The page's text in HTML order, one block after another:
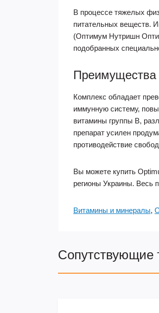
В процессе тяжелых
питательных веществ.
(Оптимум Нутришн
подобранных
Преимущества
Комплекс обладает
иммунную систему,
витамины группы В,
препарат усилен
противодействие
Вы можете купить
регионы Украины. Весь
Витамины и минералы,
Сопутствующие